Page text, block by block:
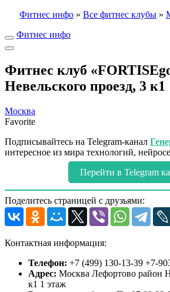
Фитнес инфо » Все фитнес клубы »
Фитнес инфо
Фитнес клуб
Невельского проезд, 3 к1
Москва
Favorite
Подписывайтесь на Telegram-канал
интересное из мира технологий,
Перейти в Telegram
Поделитесь страницей с друзьями:
Контактная информация:
Телефон: +7 (499) 130-13-39 +7-
Адрес: Москва Лефортово район
к1 1 этаж